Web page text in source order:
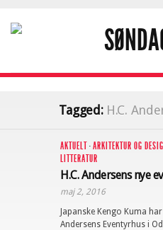
Tagged: H.C.
AKTUELT·ARKITEKTUR OG
LITTERATUR
H.C. Andersens nye
maj 2, 2016
Japanske Kengo Kuma
Andersens Eventyrhus i